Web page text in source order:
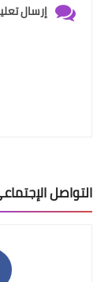
إرسال
التواصل